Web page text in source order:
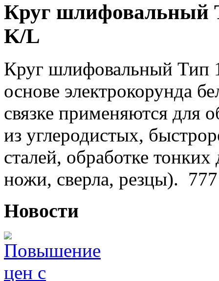
Круг шлифовальный
K/L
Круг шлифовальный Тип
основе электрокорунда
связке применяются для
из углеродистых,
сталей, обработке
ножи, сверла, резцы). 777
Новости